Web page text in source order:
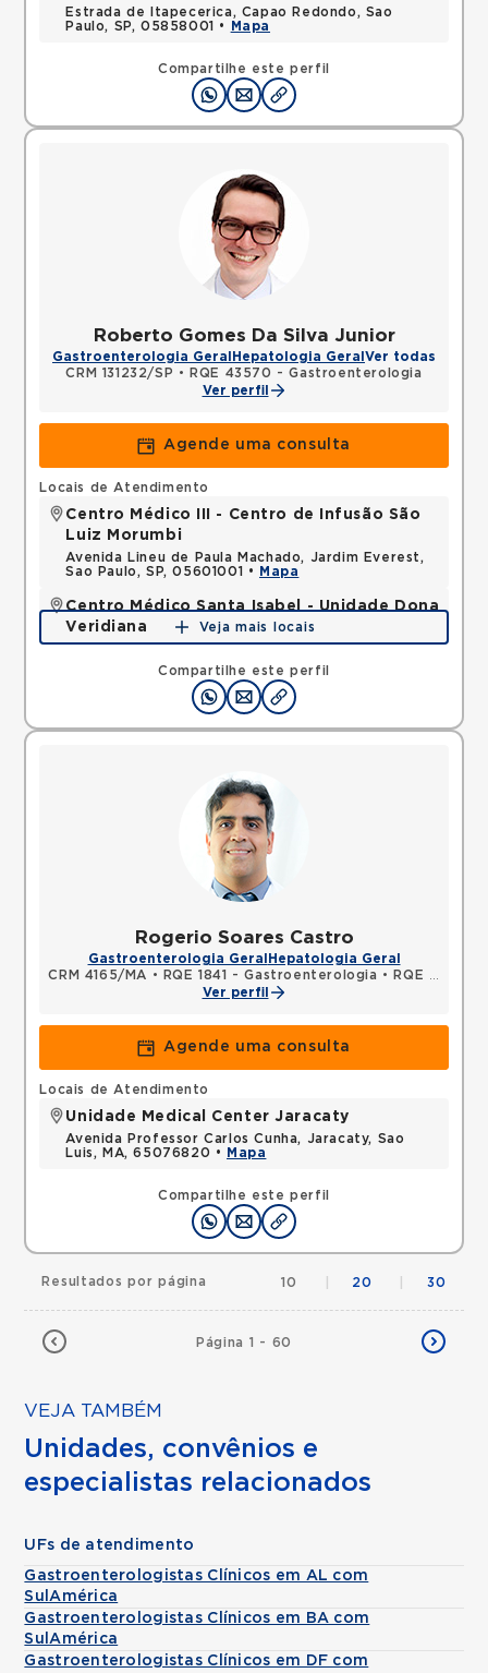
Compartilhe este perfil
Estrada de Itapecerica, Capao Redondo, Sao
Paulo, SP, 05858001 •
Mapa
Roberto Gomes Da Silva Junior
Gastroenterologia Geral Hepatologia Geral Ver todas
CRM 131232/SP •
RQE 43570 - Gastroenterologia
Ver perfil
Agende uma consulta
Compartilhe este perfil
Locais de Atendimento
Centro Médico III - Centro de Infusão São
Luiz Morumbi
Avenida Lineu de Paula Machado, Jardim Everest,
Sao Paulo, SP, 05601001 •
Mapa
Centro Médico Santa Isabel - Unidade Dona
Veridiana
Rua Dona Veridiana, Vila Buarque, Sao Paulo, SP,
Mapa
Veja mais locais
Rogerio Soares Castro
Gastroenterologia Geral Hepatologia Geral
CRM 4165/MA • RQE 1841 - Gastroenterologia •
RQE 3471 - Endoscopia
Ver perfil
Agende uma consulta
Compartilhe este perfil
Locais de Atendimento
Unidade Medical Center Jaracaty
Avenida Professor Carlos Cunha, Jaracaty, Sao
Luis, MA, 65076820 •
Mapa
Página 1 - 60
Resultados por página 10 20 30
VEJA TAMBÉM
Unidades, convênios e
especialistas relacionados
UFs de atendimento
Gastroenterologistas Clínicos em AL com
SulAmérica
Gastroenterologistas Clínicos em BA com
SulAmérica
Gastroenterologistas Clínicos em DF com